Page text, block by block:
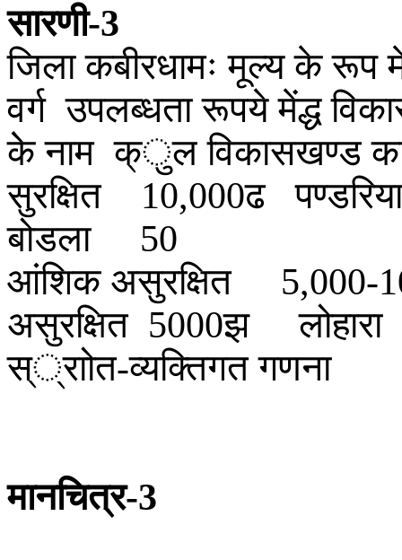
सारणी-3
जिला कबीरधामः मूल्य के रूप
वर्ग उपलब्धता रूपये मेंद्ध
केे नाम क्ुल विकासखण्ड
सुरक्षित10,000ढ
पण्डरिया
बोडला50
आंशिक असुरक्षित5,000-
असुरक्षित5000झ लोहारा
स््राोत-व्यक्तिगत गणना
मानचित्र-3